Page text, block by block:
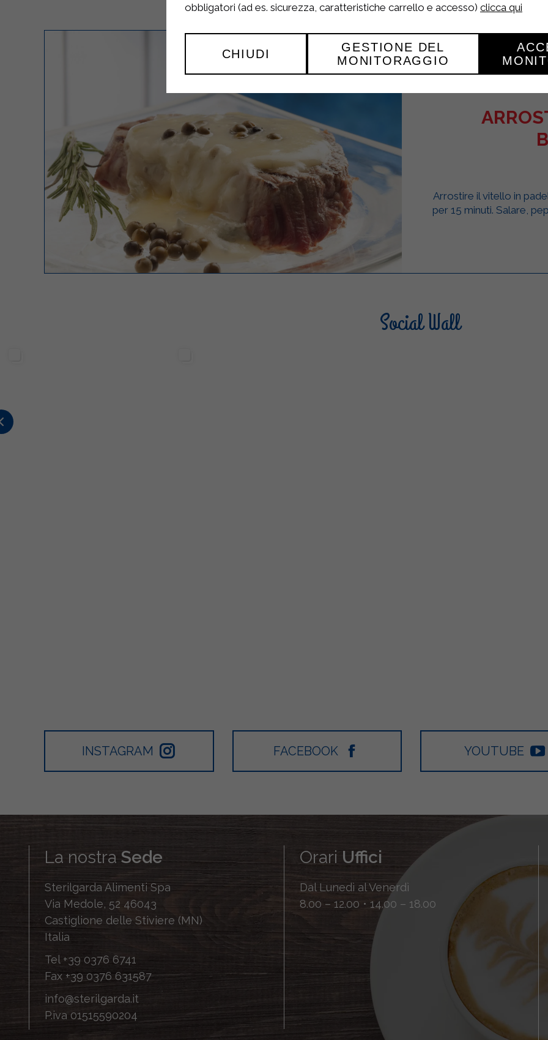
Arrostire il vitello in
per 15 minuti. Salare,
Social Wall
INSTAGRAM FACEBOOK YOUTUBE
La nostra Sede
Sterilgarda Alimenti Spa
Via Medole, 52 46043
Castiglione delle Stiviere (MN)
Italia
Tel +39 0376 6741
Fax +39 0376 631587
info@sterilgarda.it
P.iva 01515590204
Orari Uffici
Dal Lunedì al Venerdì
8.00 – 12.00 • 14.00 – 18.00
obbligatori (ad es. sicurezza, caratteristiche carrello e accesso) clicca qui
CHIUDI
GESTIONE DEL
MONITORAGGIO